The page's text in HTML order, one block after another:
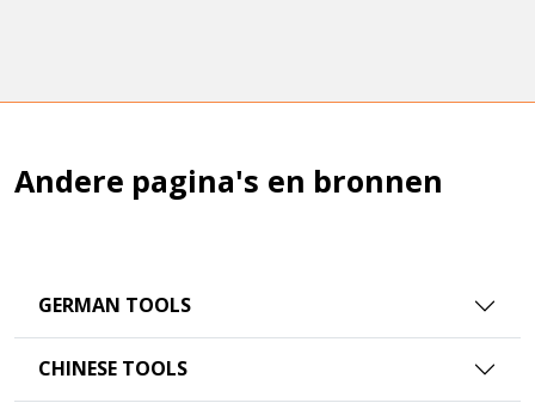
Andere pagina's en bronnen
GERMAN TOOLS
CHINESE TOOLS